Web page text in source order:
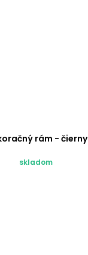
rám - čierny
skladom